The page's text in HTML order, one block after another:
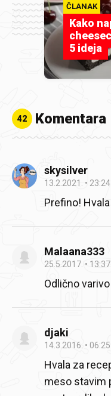
ČLANAK
Kako
5 ideja
42 Komentara
skysilver
13.2.2021. 23:24
Prefino!
Malaana333
25.5.2017. 13:37
Odlično
djaki
14.3.2016. 06:25
Hvala za
meso stavim